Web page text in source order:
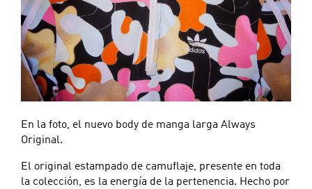
En la foto, el nuevo body de manga larga Always
Original.
El original estampado de camuflaje, presente en toda
la colección, es la energía de la pertenencia. Hecho por